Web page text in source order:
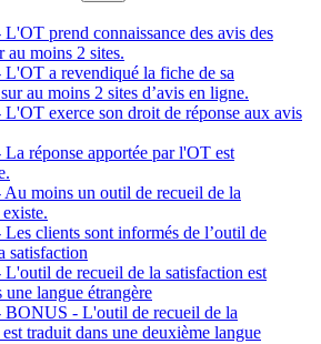
prend connaissance des avis des
au moins 2 sites.
L'OT a revendiqué la fiche de sa
au moins 2 sites d’avis en ligne.
L'OT exerce son droit de réponse aux avis
réponse apportée par l'OT est
Au moins un outil de recueil de la
clients sont informés de l’outil de
satisfaction
de recueil de la satisfaction est
une langue étrangère
BONUS - L'outil de recueil de la
traduit dans une deuxième langue